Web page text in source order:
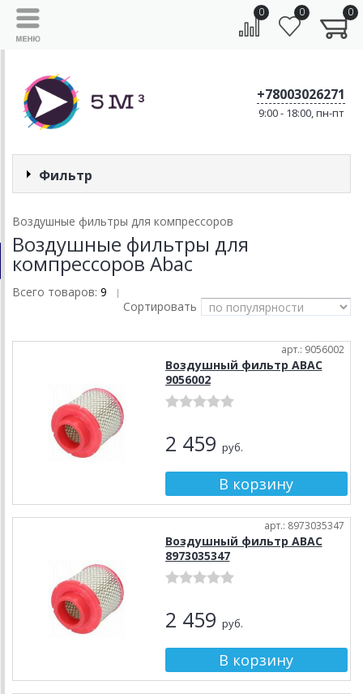
0 0 0
+78003026271
9:00 - 18:00, пн-пт
Фильтр
Воздушные фильтры для компрессоров
Воздушные фильтры для
компрессоров Abac
Всего товаров: 9 |
Сортировать
арт.: 9056002
Воздушный фильтр ABAC
9056002
2 459 руб.
арт.: 8973035347
Воздушный фильтр ABAC
8973035347
2 459 руб.